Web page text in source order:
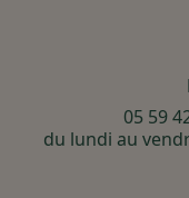
05 59
du lundi au